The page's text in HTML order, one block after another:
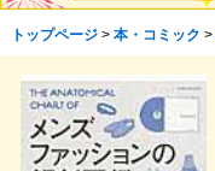
トップページ> 本・コミック >